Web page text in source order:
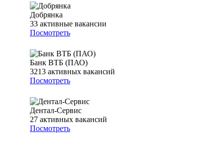
Добрянка
33 активные вакансии
Посмотреть
Банк ВТБ (ПАО)
3213 активных вакансий
Посмотреть
Дентал-Сервис
27 активных вакансий
Посмотреть